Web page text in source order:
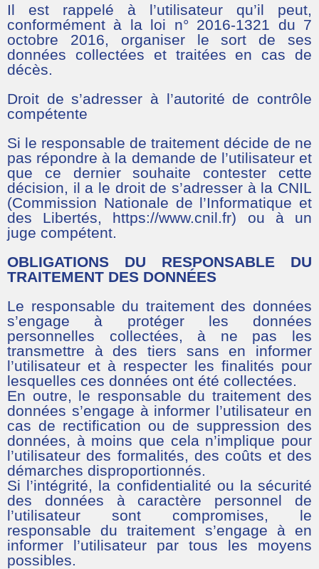
Il est rappelé à l’utilisateur qu’il peut,
conformément à la loi n° 2016-1321 du 7
octobre 2016, organiser le sort de ses
données collectées et traitées en cas de
décès.
Droit de s’adresser à l’autorité de contrôle
compétente
Si le responsable de traitement décide de ne
pas répondre à la demande de l’utilisateur et
que ce dernier souhaite contester cette
décision, il a le droit de s’adresser à la CNIL
(Commission Nationale de l’Informatique et
des Libertés, https://www.cnil.fr) ou à un
juge compétent.
OBLIGATIONS DU RESPONSABLE DU
TRAITEMENT DES DONNÉES
Le responsable du traitement des données
s’engage à protéger les données
personnelles collectées, à ne pas les
transmettre à des tiers sans en informer
l’utilisateur et à respecter les finalités pour
lesquelles ces données ont été collectées.
En outre, le responsable du traitement des
données s’engage à informer l’utilisateur en
cas de rectification ou de suppression des
données, à moins que cela n’implique pour
l’utilisateur des formalités, des coûts et des
démarches disproportionnés.
Si l’intégrité, la confidentialité ou la sécurité
des données à caractère personnel de
l’utilisateur sont compromises, le
responsable du traitement s’engage à en
informer l’utilisateur par tous les moyens
possibles.